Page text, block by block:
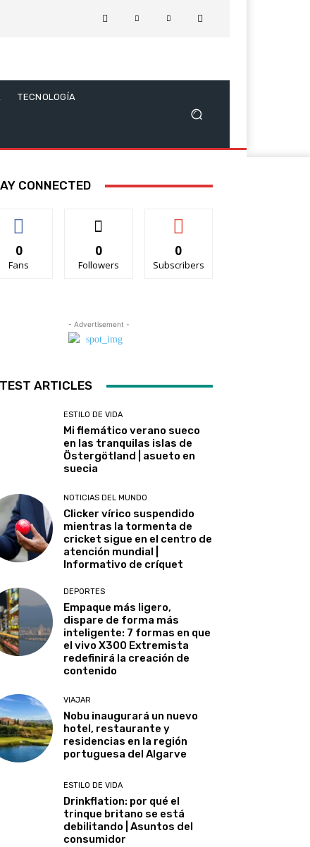
TECNOLOGÍA
CONNECTED
0
Fans
0
Followers
0
Subscribers
- Advertisement -
ARTICLES
ESTILO DE VIDA
Mi flemático verano sueco
en las tranquilas islas de
Östergötland | asueto en
suecia
NOTICIAS DEL MUNDO
Clicker vírico suspendido
mientras la tormenta de
cricket sigue en el centro de
atención mundial |
Informativo de críquet
DEPORTES
Empaque más ligero,
dispare de forma más
inteligente: 7 formas en que
el vivo X300 Extremista
redefinirá la creación de
contenido
VIAJAR
Nobu inaugurará un nuevo
hotel, restaurante y
residencias en la región
portuguesa del Algarve
ESTILO DE VIDA
Drinkflation: por qué el
trinque britano se está
debilitando | Asuntos del
consumidor